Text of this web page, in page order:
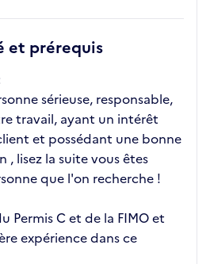
et prérequis
sérieuse, responsable,
travail, ayant un intérêt
et possédant une bonne
lisez la suite vous êtes
que l'on recherche !
Permis C et de la FIMO et
expérience dans ce